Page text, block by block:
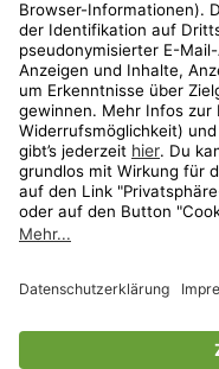
Travel